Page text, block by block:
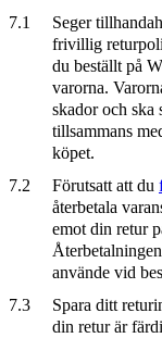
7.1
Seger
frivillig
du beställt på
varorna.
skador och
tillsammans
köpet.
7.2
Förutsatt att du
återbetala
emot din retur
använde vid
7.3
Spara ditt
din retur är